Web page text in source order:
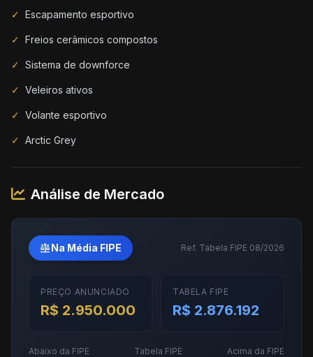
✓ Escapamento esportivo
✓ Freios cerâmicos compostos
✓ Sistema de downforce
✓ Veleiros ativos
✓ Volante esportivo
✓ Arctic Grey
Análise de Mercado
balanceNa Média FIPE Ref. Tabela FIPE 08/2026
PREÇO ANUNCIADO
R$ 2.950.000
TABELA FIPE
R$ 2.876.192
Abaixo da FIPE Tabela FIPE Acima da FIPE